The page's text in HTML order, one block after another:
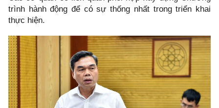
trình hành động để có sự thống nhất trong triển khai
thực hiện.